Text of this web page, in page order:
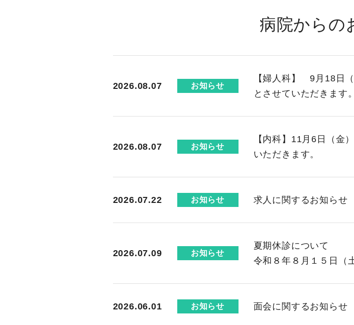
病院からの
2026.08.07 お知らせ
【婦人科】 9月18日
とさせていただきます。
2026.08.07 お知らせ
【内科】11月6日（金
いただきます。
2026.07.22 お知らせ 求人に関するお知ら
2026.07.09 お知らせ
夏期休診について
令和８年８月１５日（
2026.06.01 お知らせ 面会に関するお知らせ